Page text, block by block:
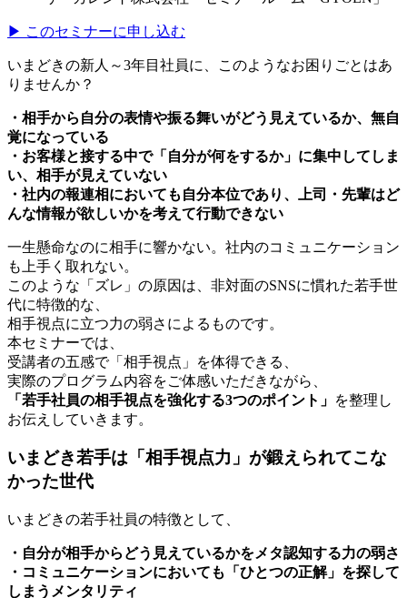
▶ このセミナーに申し込む
いまどきの新人～3年目社員に、このようなお困りごとはあ
りませんか？
・相手から自分の表情や振る舞いがどう見えているか、無自
覚になっている
・お客様と接する中で「自分が何をするか」に集中してしま
い、相手が見えていない
・社内の報連相においても自分本位であり、上司・先輩はど
んな情報が欲しいかを考えて行動できない
一生懸命なのに相手に響かない。社内のコミュニケーション
も上手く取れない。
このような「ズレ」の原因は、非対面のSNSに慣れた若手世
代に特徴的な、
相手視点に立つ力の弱さによるものです。
本セミナーでは、
受講者の五感で「相手視点」を体得できる、
実際のプログラム内容をご体感いただきながら、
「若手社員の相手視点を強化する3つのポイント」 を整理し
お伝えしていきます。
いまどき若手は「相手視点力」が鍛えられてこな
かった世代
いまどきの若手社員の特徴として、
・自分が相手からどう見えているかをメタ認知する力の弱さ
・コミュニケーションにおいても「ひとつの正解」を探して
しまうメンタリティ